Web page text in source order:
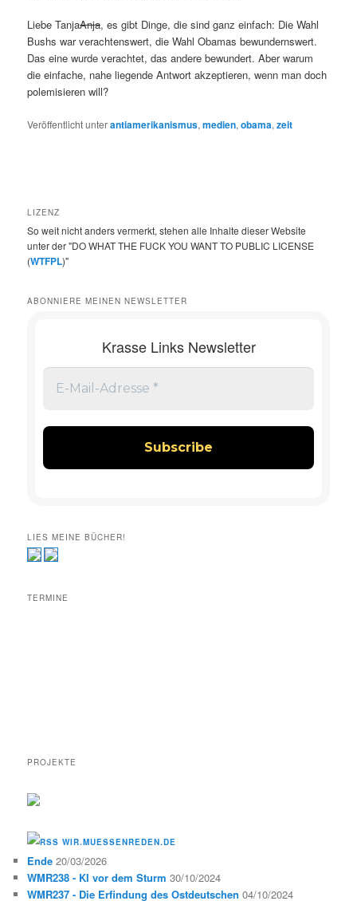
Liebe TanjaAnja, es gibt Dinge, die sind ganz einfach: Die Wahl
Bushs war verachtenswert, die Wahl Obamas bewundernswert.
Das eine wurde verachtet, das andere bewundert. Aber warum
die einfache, nahe liegende Antwort akzeptieren, wenn man doch
polemisieren will?
Veröffentlicht unterantiamerikanismus,medien,obama,zeit
LIZENZ
So weit nicht anders vermerkt, stehen alle Inhalte dieser Website
unter der "DO WHAT THE FUCK YOU WANT TO PUBLIC LICENSE
(WTFPL)"
ABONNIERE MEINEN NEWSLETTER
Krasse Links Newsletter
LIES MEINE BÜCHER!
TERMINE
PROJEKTE
WIR.MUESSENREDEN.DE
Ende 20/03/2026
WMR238 - KI vor dem Sturm 30/10/2024
WMR237 - Die Erfindung des Ostdeutschen 04/10/2024